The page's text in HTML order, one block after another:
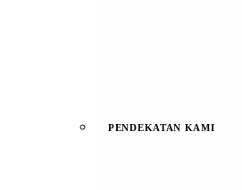
PENDEKATAN KAMI